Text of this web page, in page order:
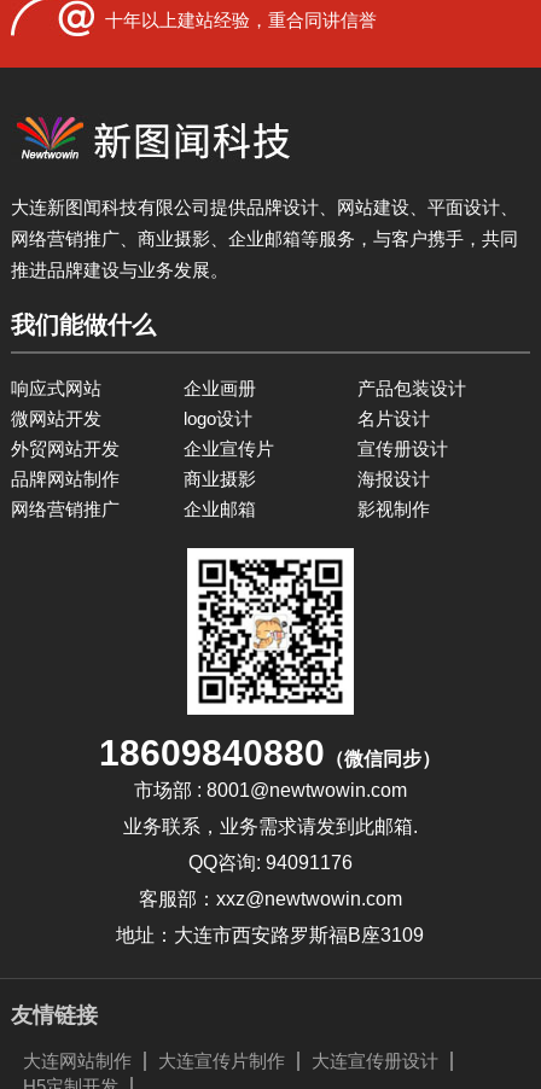
十年以上建站经验，重合同讲信誉
大连新图闻科技有限公司提供品牌设计、网站建设、平面设计、
网络营销推广、商业摄影、企业邮箱等服务，与客户携手，共同
推进品牌建设与业务发展。
我们能做什么
响应式网站 企业画册
产品包装设计
微网站开发
logo设计
名片设计
外贸网站开发
企业宣传片
宣传册设计
品牌网站制作
商业摄影
海报设计
网络营销推广
企业邮箱 影视制作
18609840880 （微信同步）
市场部 : 8001@newtwowin.com
业务联系，业务需求请发到此邮箱.
QQ咨询: 94091176
客服部：xxz@newtwowin.com
地址：大连市西安路罗斯福B座3109
友情链接
大连网站制作 大连宣传片制作
大连宣传册设计